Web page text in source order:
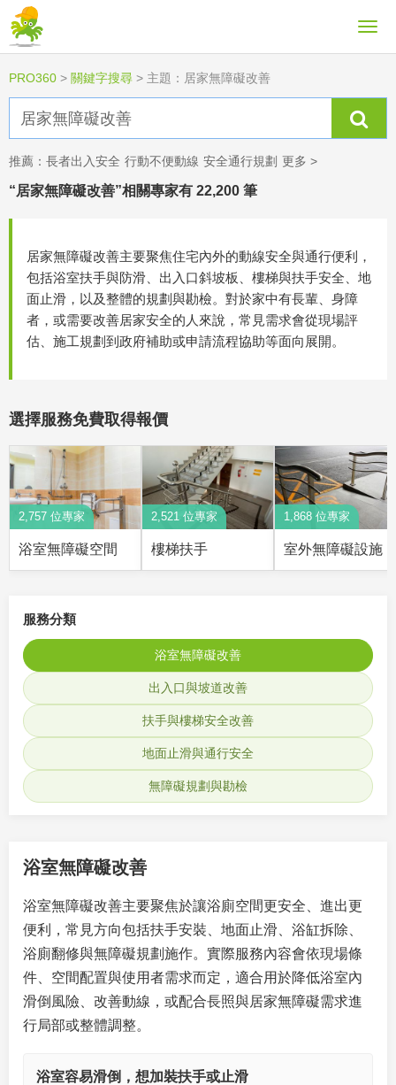
PRO360 > 關鍵字搜尋 > 主題：居家無障礙改善
推薦： 長者出入安全 行動不便動線 安全通行規劃 更多 >
“居家無障礙改善”相關專家有 22,200 筆
居家無障礙改善主要聚焦住宅內外的動線安全與通行便利，
包括浴室扶手與防滑、出入口斜坡板、樓梯與扶手安全、地
面止滑，以及整體的規劃與勘檢。對於家中有長輩、身障
者，或需要改善居家安全的人來說，常見需求會從現場評
估、施工規劃到政府補助或申請流程協助等面向展開。
選擇服務免費取得報價
2,757 位專家
浴室無障礙空間
2,521 位專家
樓梯扶手
1,868 位專家
室外無障礙設施
服務分類
浴室無障礙改善
出入口與坡道改善
扶手與樓梯安全改善
地面止滑與通行安全
無障礙規劃與勘檢
浴室無障礙改善
浴室無障礙改善主要聚焦於讓浴廁空間更安全、進出更
便利，常見方向包括扶手安裝、地面止滑、浴缸拆除、
浴廁翻修與無障礙規劃施作。實際服務內容會依現場條
件、空間配置與使用者需求而定，適合用於降低浴室內
滑倒風險、改善動線，或配合長照與居家無障礙需求進
行局部或整體調整。
浴室容易滑倒，想加裝扶手或止滑